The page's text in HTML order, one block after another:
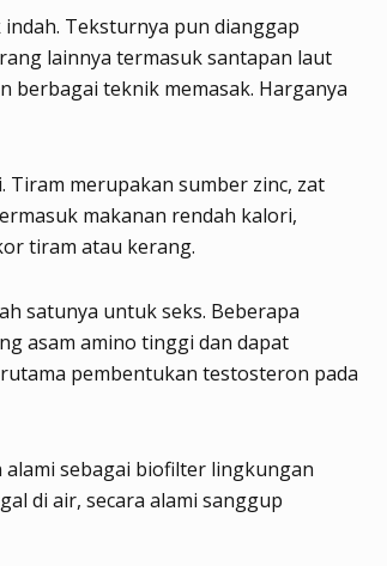
Teksturnya pun dianggap
lainnya termasuk santapan laut
berbagai teknik memasak. Harganya
merupakan sumber zinc, zat
makanan rendah kalori,
tiram atau kerang.
satunya untuk seks. Beberapa
asam amino tinggi dan dapat
pembentukan testosteron pada
sebagai biofilter lingkungan
di air, secara alami sanggup